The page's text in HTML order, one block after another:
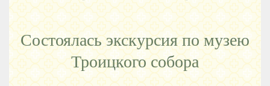
Состоялась экскурсия по музею
Троицкого собора